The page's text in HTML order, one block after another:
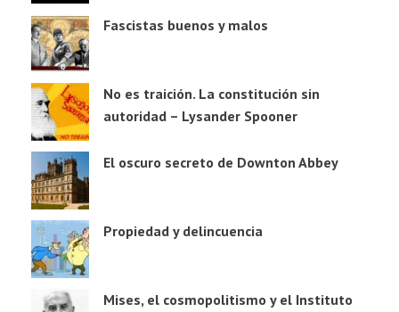
Fascistas buenos y malos
No es traición. La constitución sin
autoridad – Lysander Spooner
El oscuro secreto de Downton Abbey
Propiedad y delincuencia
Mises, el cosmopolitismo y el Instituto